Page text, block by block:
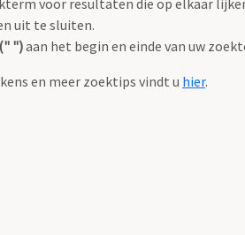
voor resultaten die op elkaar
uit te sluiten.
")aan het begin en einde van uw
en meer zoektips vindt u hier.